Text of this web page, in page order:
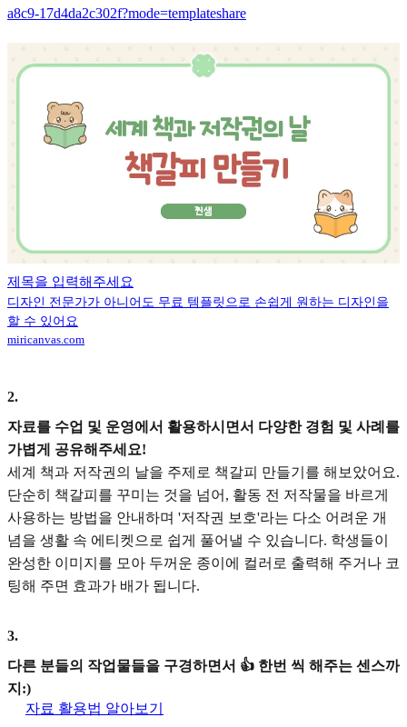
a8c9-17d4da2c302f?mode=templateshare
제목을 입력해주세요
디자인 전문가가 아니어도 무료 템플릿으로 손쉽게 원하는 디자인을
할 수 있어요
miricanvas.com
2.
자료를 수업 및 운영에서 활용하시면서 다양한 경험 및 사례를
가볍게 공유해주세요!
세계 책과 저작권의 날을 주제로 책갈피 만들기를 해보았어요.
단순히 책갈피를 꾸미는 것을 넘어, 활동 전 저작물을 바르게
사용하는 방법을 안내하며 '저작권 보호'라는 다소 어려운 개
념을 생활 속 에티켓으로 쉽게 풀어낼 수 있습니다. 학생들이
완성한 이미지를 모아 두꺼운 종이에 컬러로 출력해 주거나 코
팅해 주면 효과가 배가 됩니다.
3.
다른 분들의 작업물들을 구경하면서 👍 한번 씩 해주는 센스까
지:)
자료 활용법 알아보기